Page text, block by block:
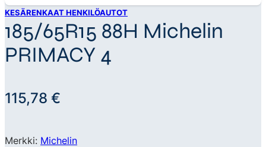
KESÄRENKAAT HENKILÖAUTOT
185/65R15 88H Michelin
PRIMACY 4
115,78 €
Merkki: Michelin